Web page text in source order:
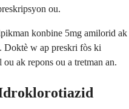
ou.
konbine 5mg amilorid ak
Doktè w ap preskri fòs ki
ak repons ou a tretman an.